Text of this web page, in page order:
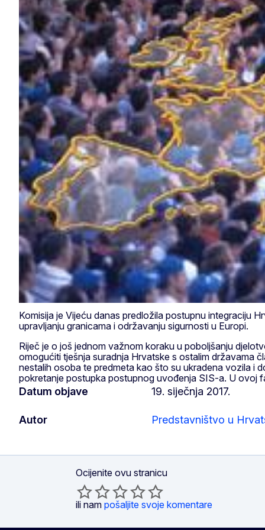
Komisija je Vijeću danas predložila postupnu integraciju
upravljanju granicama i održavanju sigurnosti u Europi.
Riječ je o još jednom važnom koraku u poboljšanju
omogućiti tješnja suradnja Hrvatske s ostalim državama
nestalih osoba te predmeta kao što su ukradena vozila i
pokretanje postupka postupnog uvođenja SIS-a. U ovoj
Datum objave 19. siječnja 2017.
Autor Predstavništvo u
Ocijenite ovu stranicu
ili nam pošaljite svoje komentare